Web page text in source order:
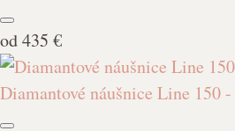
od435 €
Diamantové náušnice Line 150